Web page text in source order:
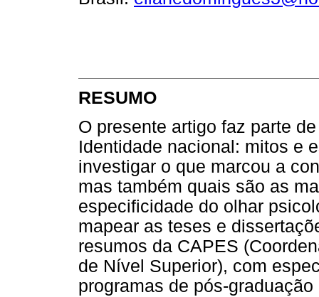
RESUMO
O presente artigo faz parte
Identidade nacional: mitos e
investigar o que marcou a
mas também quais são as
especificidade do olhar
mapear as teses e
resumos da CAPES
de Nível Superior), com
programas de pós-